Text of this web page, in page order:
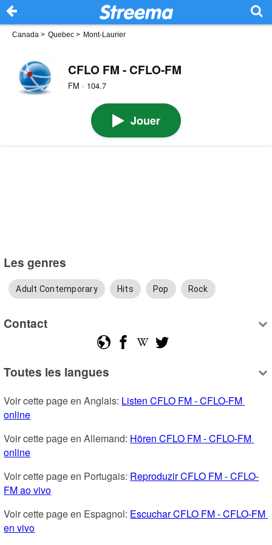
Canada > Quebec > Mont-Laurier
CFLO FM - CFLO-FM
FM · 104.7
Jouer
Les genres
Adult Contemporary Hits Pop Rock
Contact
Toutes les langues
Voir cette page en Anglais: Listen CFLO FM - CFLO-FM
online
Voir cette page en Allemand: Hören CFLO FM - CFLO-FM
online
Voir cette page en Portugais: Reproduzir CFLO FM - CFLO-
FM ao vivo
Voir cette page en Espagnol: Escuchar CFLO FM - CFLO-FM
en vivo